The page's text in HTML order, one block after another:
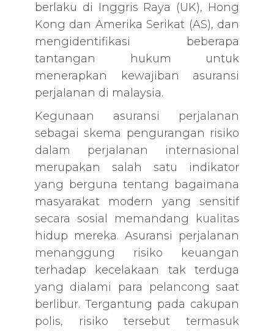
berlaku di Inggris Raya (UK), Hong
Kong dan Amerika Serikat (AS), dan
mengidentifikasi beberapa
tantangan hukum untuk
menerapkan kewajiban asuransi
perjalanan di malaysia.
Kegunaan asuransi perjalanan
sebagai skema pengurangan risiko
dalam perjalanan internasional
merupakan salah satu indikator
yang berguna tentang bagaimana
masyarakat modern yang sensitif
secara sosial memandang kualitas
hidup mereka. Asuransi perjalanan
menanggung risiko keuangan
terhadap kecelakaan tak terduga
yang dialami para pelancong saat
berlibur. Tergantung pada cakupan
polis, risiko tersebut termasuk